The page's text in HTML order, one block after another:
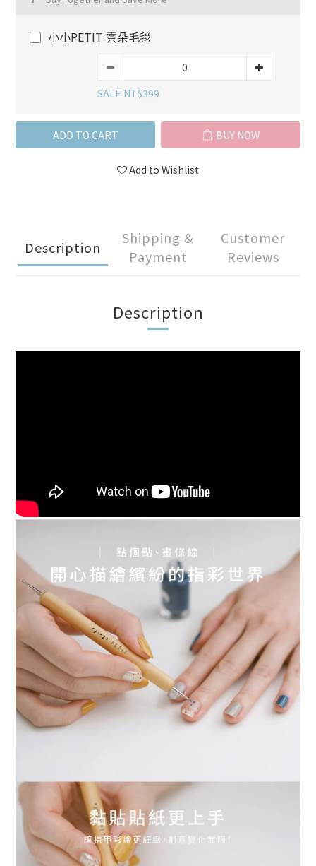
小小PETIT 雲朵毛毯
SALE NT$399
ADD TO CART BUY NOW
Add to Wishlist
Description
Shipping &
Payment
Customer
Reviews
Description